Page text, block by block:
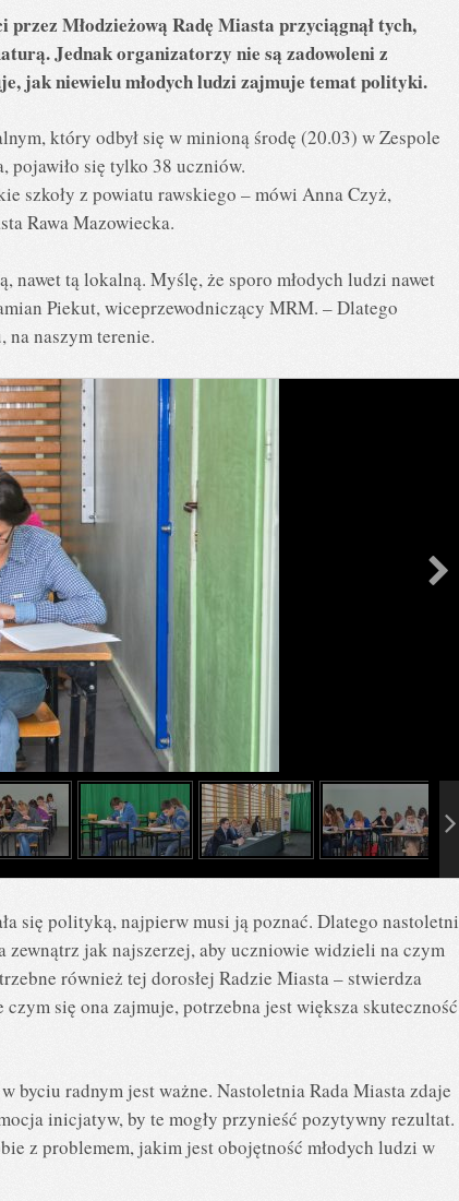
Młodzieżową Radę Miasta przyciągnął tych,
Jednak organizatorzy nie są zadowoleni z
jak niewielu młodych ludzi zajmuje temat polityki.
który odbył się w minioną środę (20.03) w Zespole
pojawiło się tylko 38 uczniów.
szkoły z powiatu rawskiego – mówi Anna Czyż,
Rawa Mazowiecka.
nawet tą lokalną. Myślę, że sporo młodych ludzi nawet
Piekut, wiceprzewodniczący MRM. – Dlatego
na naszym terenie.
się polityką, najpierw musi ją poznać. Dlatego nastoletni
zewnątrz jak najszerzej, aby uczniowie widzieli na czym
również tej dorosłej Radzie Miasta – stwierdza
się ona zajmuje, potrzebna jest większa skuteczność
byciu radnym jest ważne. Nastoletnia Rada Miasta zdaje
inicjatyw, by te mogły przynieść pozytywny rezultat.
z problemem, jakim jest obojętność młodych ludzi w